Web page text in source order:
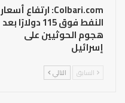
Colbari.com: ارتفاع أسعار
النفط فوق 115 دولارًا بعد
هجوم الحوثيين على
إسرائيل
السابق التالي